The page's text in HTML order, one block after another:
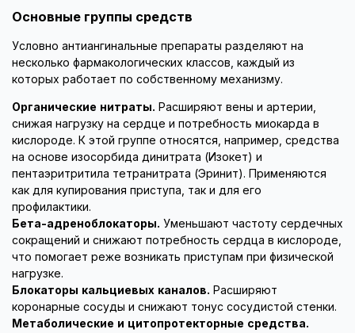
Основные группы средств
Условно антиангинальные препараты разделяют на
несколько фармакологических классов, каждый из
которых работает по собственному механизму.
Органические нитраты. Расширяют вены и артерии,
снижая нагрузку на сердце и потребность миокарда в
кислороде. К этой группе относятся, например, средства
на основе изосорбида динитрата (Изокет) и
пентаэритритила тетранитрата (Эринит). Применяются
как для купирования приступа, так и для его
профилактики.
Бета-адреноблокаторы. Уменьшают частоту сердечных
сокращений и снижают потребность сердца в кислороде,
что помогает реже возникать приступам при физической
нагрузке.
Блокаторы кальциевых каналов. Расширяют
коронарные сосуды и снижают тонус сосудистой стенки.
Метаболические и цитопротекторные средства.